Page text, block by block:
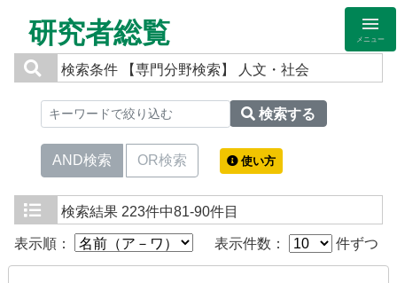
研究者総覧 メニュー
検索条件 【専門分野検索】 人文・社会
検索する
AND検索 OR検索 使い方
検索結果 223件中81-90件目
表示順： 表示件数： 件ずつ